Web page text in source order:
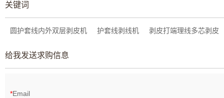
关键词
圆护套线内外双层剥皮机 护套线剥线机 剥皮打端理线多芯剥皮
给我发送求购信息
*Email